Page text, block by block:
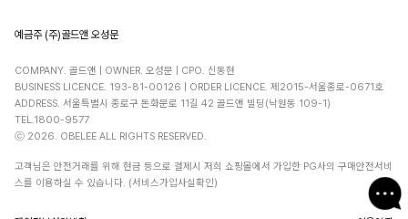
예금주 (주)골드앤 오성문
COMPANY. 골드앤 | OWNER. 오성문 | CPO. 신동현
BUSINESS LICENCE. 193-81-00126 | ORDER LICENCE. 제2015-서울종로-0671호
ADDRESS. 서울특별시 종로구 돈화문로 11길 42 골드앤 빌딩(낙원동 109-1)
TEL.1800-9577
ⓒ 2026. OBELEE ALL RIGHTS RESERVED.
고객님은 안전거래를 위해 현금 등으로 결제시 저희 쇼핑몰에서 가입한 PG사의 구매안전서비
스를 이용하실 수 있습니다. (서비스가입사실확인)